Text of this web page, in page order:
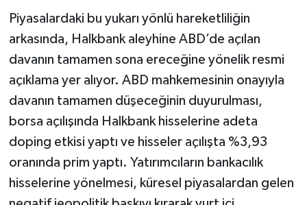
Piyasalardaki bu yukarı yönlü hareketliliğin
arkasında, Halkbank aleyhine ABD’de açılan
davanın tamamen sona ereceğine yönelik resmi
açıklama yer alıyor. ABD mahkemesinin onayıyla
davanın tamamen düşeceğinin duyurulması,
borsa açılışında Halkbank hisselerine adeta
doping etkisi yaptı ve hisseler açılışta %3,93
oranında prim yaptı. Yatırımcıların bankacılık
hisselerine yönelmesi, küresel piyasalardan gelen